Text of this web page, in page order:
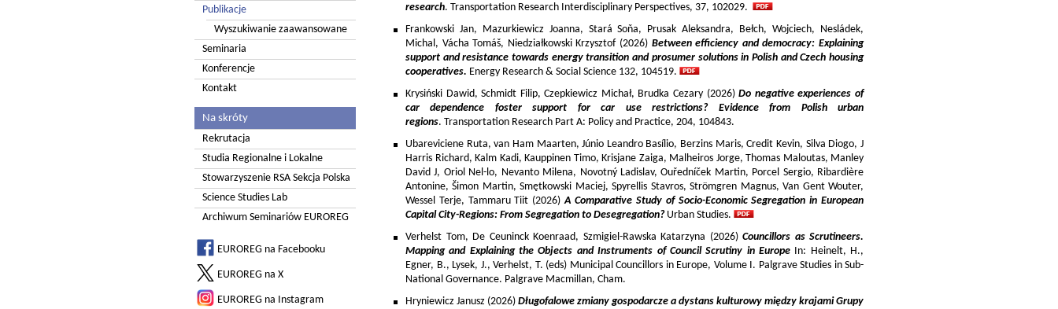
Publikacje
Wyszukiwanie zaawansowane
Seminaria
Konferencje
Kontakt
Na skróty
Rekrutacja
Studia Regionalne i Lokalne
Stowarzyszenie RSA Sekcja Polska
Science Studies Lab
Archiwum Seminariów EUROREG
EUROREG na Facebooku
EUROREG na X
EUROREG na Instagram
research. Transportation Research Interdisciplinary Perspectives, 37, 102029.
Frankowski Jan, Mazurkiewicz Joanna, Stará Soňa, Prusak Aleksandra, Bełch, Wojciech, Nesládek,
Michal, Vácha Tomáš, Niedziałkowski Krzysztof (2026) Between efficiency and democracy: Explaining
support and resistance towards energy transition and prosumer solutions in Polish and Czech housing
cooperatives. Energy Research & Social Science 132, 104519.
Krysiński Dawid, Schmidt Filip, Czepkiewicz Michał, Brudka Cezary (2026)Do negative experiences of
car dependence foster support for car use restrictions? Evidence from Polish urban
regions. Transportation Research Part A: Policy and Practice, 204, 104843.
Ubareviciene Ruta, van Ham Maarten, Júnio Leandro Basílio, Berzins Maris, Credit Kevin, Silva Diogo, J
Harris Richard, Kalm Kadi, Kauppinen Timo, Krisjane Zaiga, Malheiros Jorge, Thomas Maloutas, Manley
David J, Oriol Nel-lo, Nevanto Milena, Novotný Ladislav, Ouředníček Martin, Porcel Sergio, Ribardière
Antonine, Šimon Martin, Smętkowski Maciej, Spyrellis Stavros, Strömgren Magnus, Van Gent Wouter,
Wessel Terje, Tammaru Tiit (2026)A Comparative Study of Socio-Economic Segregation in European
Capital City-Regions: From Segregation to Desegregation?Urban Studies.
Verhelst Tom, De Ceuninck Koenraad, Szmigiel-Rawska Katarzyna (2026) Councillors as Scrutineers.
Mapping and Explaining the Objects and Instruments of Council Scrutiny in EuropeIn: Heinelt, H.,
Egner, B., Lysek, J., Verhelst, T. (eds) Municipal Councillors in Europe, Volume I. Palgrave Studies in Sub-
National Governance. Palgrave Macmillan, Cham.
Hryniewicz Janusz (2026) Długofalowe zmiany gospodarcze a dystans kulturowy między krajami Grupy